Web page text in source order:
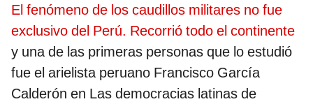
El fenómeno de los caudillos militares no fue
exclusivo del Perú. Recorrió todo el continente
y una de las primeras personas que lo estudió
fue el arielista peruano Francisco García
Calderón en Las democracias latinas de